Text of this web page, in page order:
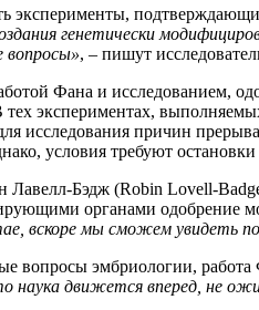
эксперименты,
генетически
вопросы», – пишут
Фана и исследованием,
экспериментах,
исследования причин
условия требуют
Лавелл-Бэдж (Robin Lovell-
органами одобрение
вскоре мы сможем увидеть
вопросы эмбриологии,
наука движется вперед, не